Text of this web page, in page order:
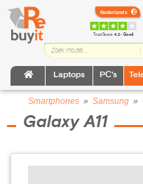
TrustScore:4.2 • Goed
Laptops PC's
Smartphones » Samsung »
Galaxy A11